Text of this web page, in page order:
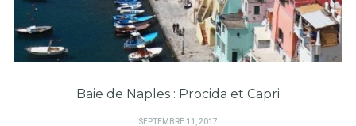
Baie de Naples : Procida et Capri
PUBLIÉ
SEPTEMBRE 11, 2017